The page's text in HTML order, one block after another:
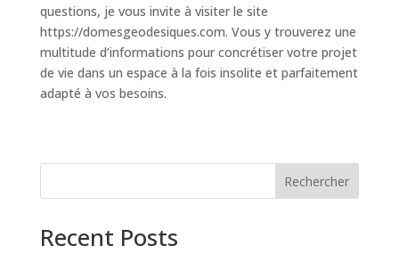
questions, je vous invite à visiter le site
https://domesgeodesiques.com. Vous y trouverez une
multitude d’informations pour concrétiser votre projet
de vie dans un espace à la fois insolite et parfaitement
adapté à vos besoins.
Rechercher
Recent Posts